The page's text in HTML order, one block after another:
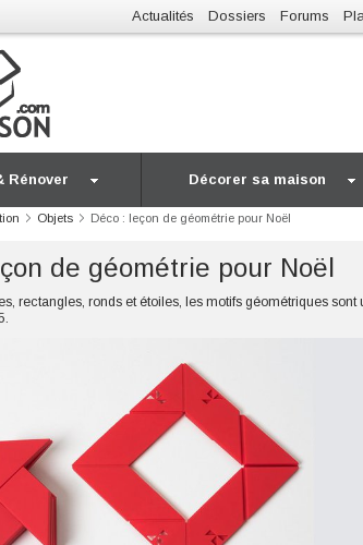
Actualités Dossiers Forums
Rénover Décorer sa maison
Objets Déco : leçon de géométrie pour Noël
de géométrie pour Noël
rectangles, ronds et étoiles, les motifs géométriques